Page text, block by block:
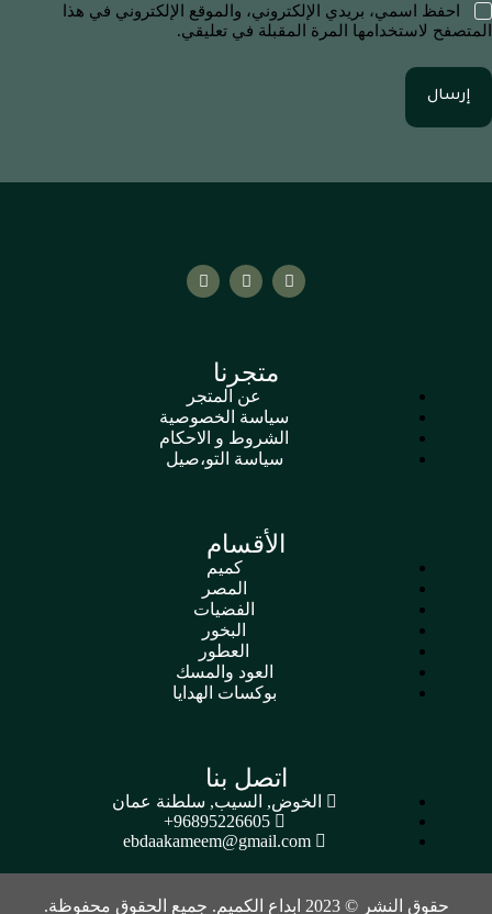
احفظ اسمي، بريدي الإلكتروني، والموقع الإلكتروني في هذا
المتصفح لاستخدامها المرة المقبلة في تعليقي.
إرسال
متجرنا
عن المتجر
سياسة الخصوصية
الشروط و الاحكام
سياسة التو،صيل
الأقسام
كميم
المصر
الفضيات
البخور
العطور
العود والمسك
بوكسات الهدايا
اتصل بنا
الخوض, السيب, سلطنة عمان
96895226605+
ebdaakameem@gmail.com
حقوق النشر © 2023 ابداع الكميم. جميع الحقوق محفوظة.